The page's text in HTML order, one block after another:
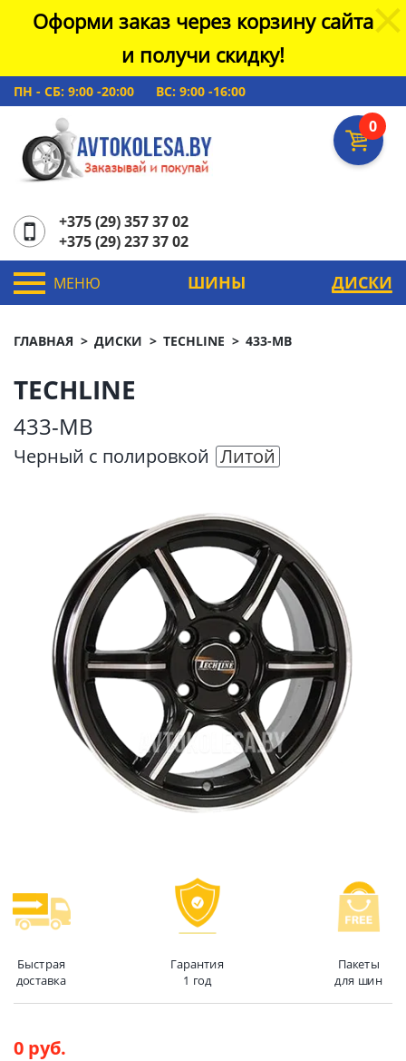
Оформи заказ через корзину сайта
и получи скидку!
ПН - СБ: 9:00 -20:00 ВС: 9:00 -16:00
0
+375 (29) 357 37 02
+375 (29) 237 37 02
МЕНЮ ШИНЫ ДИСКИ
ГЛАВНАЯ ДИСКИ TECHLINE 433-MB
TECHLINE
433-MB
Черный с полировкой Литой
Быстрая
доставка
Гарантия
1 год
Пакеты
для шин
0 руб.